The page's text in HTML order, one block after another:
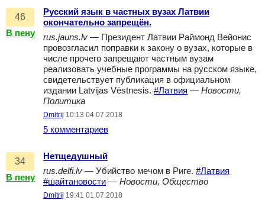
46
В пену
Русский язык в частных вузах Латвии
окончательно запрещён.
rus.jauns.lv — Президент Латвии Раймонд Вейонис
провозгласил поправки к закону о вузах, которые в
числе прочего запрещают частным вузам
реализовать учебные программы на русском языке,
свидетельствует публикация в официальном
издании Latvijas Vēstnesis. #Латвия — Новости,
Политика
Dmitrij 10:13 04.07.2018
5 комментариев
34
В пену
Нетщедушный
rus.delfi.lv — Убийство мечом в Риге. #Латвия
#шайтановости — Новости, Общество
Dmitrij 19:41 01.07.2018